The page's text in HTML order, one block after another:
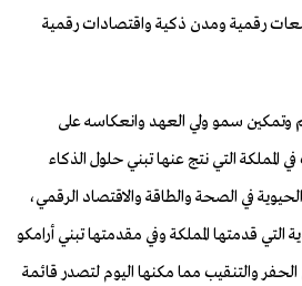
رقمية ومدن ذكية واقتصادات رقمية
وتمكين سمو ولي العهد وانعكاسه على
المملكة التي نتج عنها تبني حلول الذكاء
في الصحة والطاقة والاقتصاد الرقمي،
التي قدمتها المملكة وفي مقدمتها تبني أرامكو
والتنقيب مما مكنها اليوم لتصدر قائمة